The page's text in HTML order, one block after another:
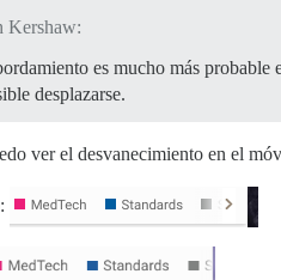
Kershaw:
es mucho más
desplazarse.
ver el desvanecimiento en el